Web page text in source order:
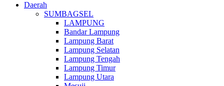
Daerah
SUMBAGSEL
LAMPUNG
Bandar Lampung
Lampung Barat
Lampung Selatan
Lampung Tengah
Lampung Timur
Lampung Utara